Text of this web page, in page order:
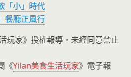
「小」時代
餐廳正風行
玩家》授權報導，未經同意禁止
《Yilan美食生活玩家》電子報